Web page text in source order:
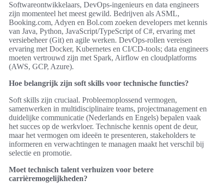
Softwareontwikkelaars, DevOps-ingenieurs en data engineers
zijn momenteel het meest gewild. Bedrijven als ASML,
Booking.com, Adyen en Bol.com zoeken developers met kennis
van Java, Python, JavaScript/TypeScript of C#, ervaring met
versiebeheer (Git) en agile werken. DevOps-rollen vereisen
ervaring met Docker, Kubernetes en CI/CD-tools; data engineers
moeten vertrouwd zijn met Spark, Airflow en cloudplatforms
(AWS, GCP, Azure).
Hoe belangrijk zijn soft skills voor technische functies?
Soft skills zijn cruciaal. Probleemoplossend vermogen,
samenwerken in multidisciplinaire teams, projectmanagement en
duidelijke communicatie (Nederlands en Engels) bepalen vaak
het succes op de werkvloer. Technische kennis opent de deur,
maar het vermogen om ideeën te presenteren, stakeholders te
informeren en verwachtingen te managen maakt het verschil bij
selectie en promotie.
Moet technisch talent verhuizen voor betere
carrièremogelijkheden?